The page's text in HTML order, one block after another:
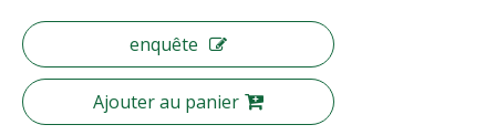
enquête
Ajouter au panier